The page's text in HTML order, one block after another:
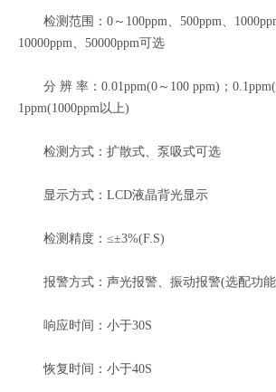
检测范围：0～100ppm、500ppm、
10000ppm、50000ppm可选
分 辨 率：0.01ppm(0～100 ppm)；
1ppm(1000ppm以上)
检测方式：扩散式、泵吸式可选
显示方式：LCD液晶背光显示
检测精度：≤±3%(F.S)
报警方式：声光报警、振动报警(选配功
响应时间：小于30S
恢复时间：小于40S